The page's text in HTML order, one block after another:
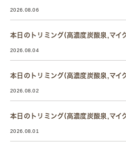
2026.08.06
本日のトリミング(高濃度炭酸泉,マイ
2026.08.04
本日のトリミング(高濃度炭酸泉,マイ
2026.08.02
本日のトリミング(高濃度炭酸泉,マイ
2026.08.01